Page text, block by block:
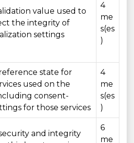
value used to
the integrity of
settings
4
me
s(es
)
state for
used on the
consent-
for those services
4
me
s(es
)
and integrity
6
me